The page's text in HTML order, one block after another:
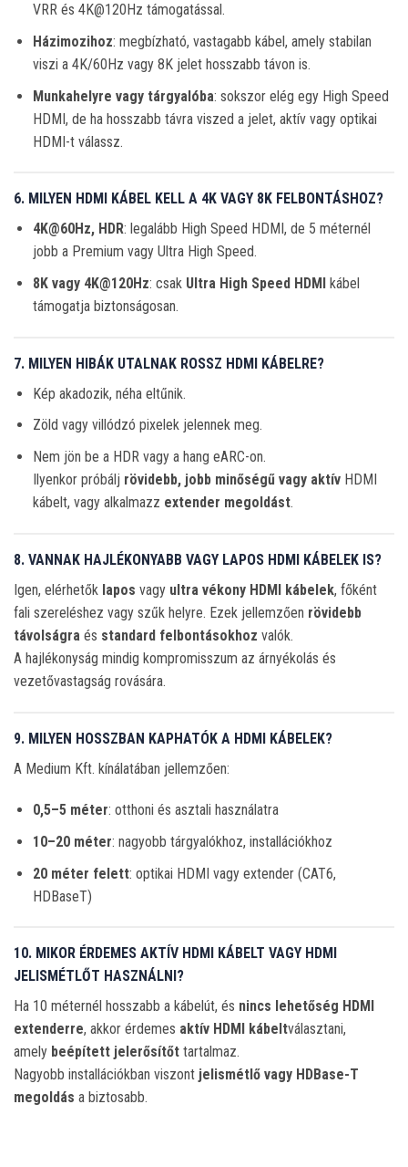
VRR és 4K@120Hz támogatással.
Házimozihoz: megbízható, vastagabb kábel, amely stabilan
viszi a 4K/60Hz vagy 8K jelet hosszabb távon is.
Munkahelyre vagy tárgyalóba: sokszor elég egy High Speed
HDMI, de ha hosszabb távra viszed a jelet, aktív vagy optikai
HDMI-t válassz.
6. MILYEN HDMI KÁBEL KELL A 4K VAGY 8K FELBONTÁSHOZ?
4K@60Hz, HDR: legalább High Speed HDMI, de 5 méternél
jobb a Premium vagy Ultra High Speed.
8K vagy 4K@120Hz: csak Ultra High Speed HDMIkábel
támogatja biztonságosan.
7. MILYEN HIBÁK UTALNAK ROSSZ HDMI KÁBELRE?
Kép akadozik, néha eltűnik.
Zöld vagy villódzó pixelek jelennek meg.
Nem jön be a HDR vagy a hang eARC-on.
Ilyenkor próbálj rövidebb, jobb minőségű vagy aktívHDMI
kábelt, vagy alkalmazz extender megoldást.
8. VANNAK HAJLÉKONYABB VAGY LAPOS HDMI KÁBELEK IS?
Igen, elérhetők lapos vagy ultra vékony HDMI kábelek, főként
fali szereléshez vagy szűk helyre. Ezek jellemzően rövidebb
távolságra és standard felbontásokhoz valók.
A hajlékonyság mindig kompromisszum az árnyékolás és
vezetővastagság rovására.
9. MILYEN HOSSZBAN KAPHATÓK A HDMI KÁBELEK?
A Medium Kft. kínálatában jellemzően:
0,5–5 méter: otthoni és asztali használatra
10–20 méter: nagyobb tárgyalókhoz, installációkhoz
20 méter felett: optikai HDMI vagy extender (CAT6,
HDBaseT)
10. MIKOR ÉRDEMES AKTÍV HDMI KÁBELT VAGY HDMI
JELISMÉTLŐT HASZNÁLNI?
Ha 10 méternél hosszabb a kábelút, és nincs lehetőség HDMI
extenderre, akkor érdemes aktív HDMI kábeltválasztani,
amely beépített jelerősítőt tartalmaz.
Nagyobb installációkban viszont jelismétlő vagy HDBase-T
megoldás a biztosabb.